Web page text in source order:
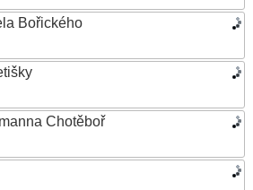
Bořického
Chotěboř